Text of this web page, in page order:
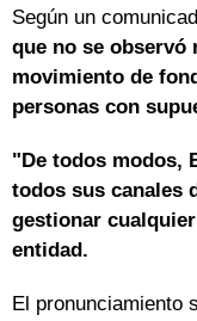
Según un
que no se observó
movimiento de
personas con
"De todos modos,
todos sus canales
gestionar
entidad.
El pronunciamiento